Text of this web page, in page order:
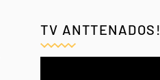
TV ANTTENADOS!